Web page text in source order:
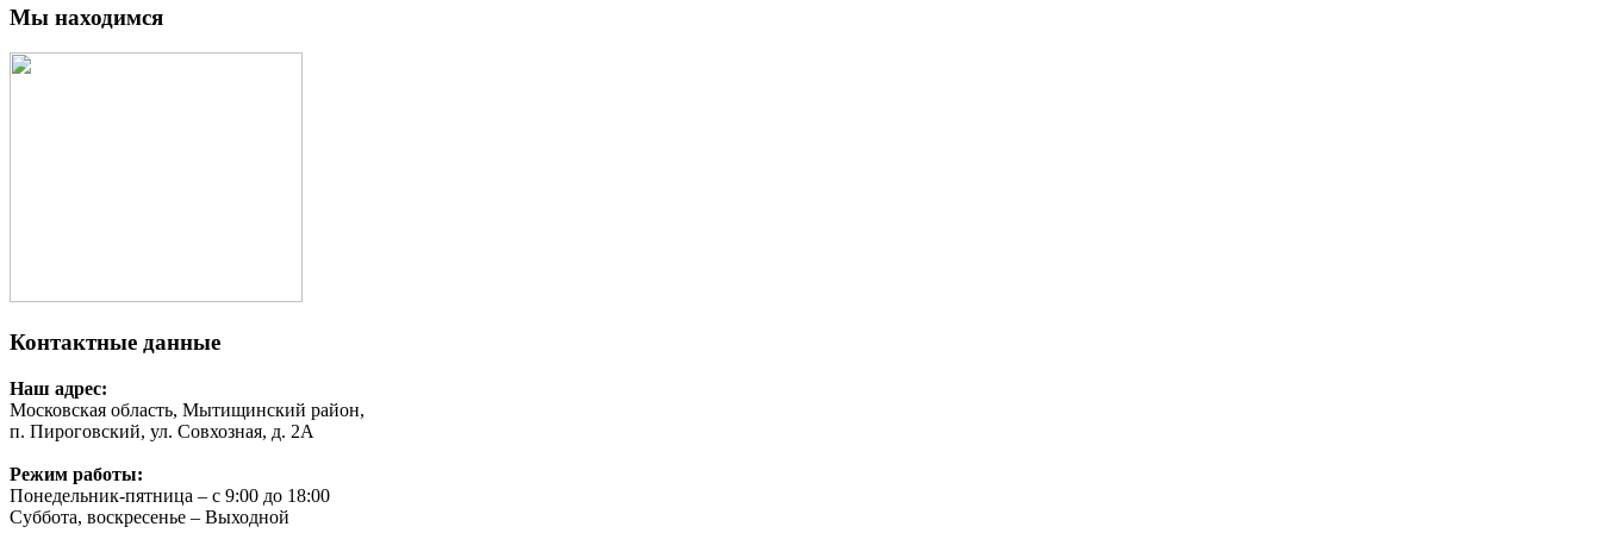
Мы находимся
Контактные данные
Наш адрес:
Московская область, Мытищинский район,
п. Пироговский, ул. Совхозная, д. 2А
Режим работы:
Понедельник-пятница – с 9:00 до 18:00
Суббота, воскресенье – Выходной